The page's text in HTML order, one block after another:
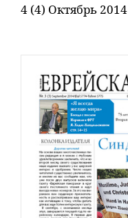
4 (4) Октябрь 2014